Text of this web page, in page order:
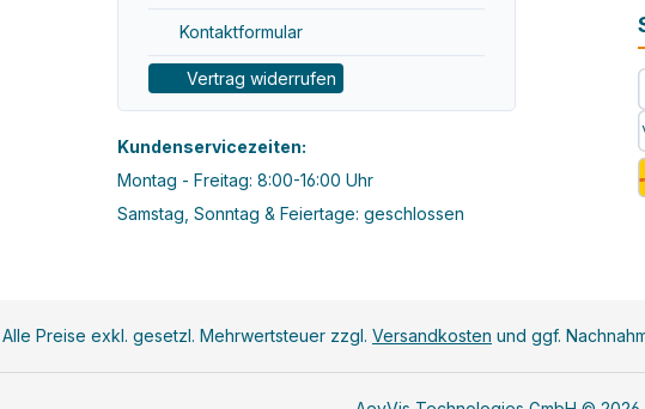
Kontaktformular
Vertrag widerrufen
Kundenservicezeiten:
Montag - Freitag: 8:00-16:00 Uhr
Samstag, Sonntag & Feiertage: geschlossen
Alle Preise exkl. gesetzl. Mehrwertsteuer zzgl. Versandkosten und ggf.